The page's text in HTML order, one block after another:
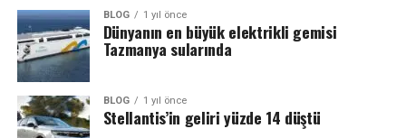
BLOG 1 yıl önce
Dünyanın en büyük elektrikli gemisi
Tazmanya sularında
BLOG 1 yıl önce
Stellantis’in geliri yüzde 14 düştü